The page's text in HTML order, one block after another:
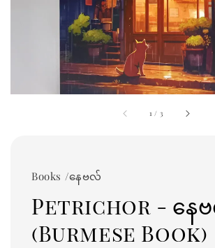
1 / 3
Books /နေဗလ်
Petrichor - နေ
(Burmese Book)